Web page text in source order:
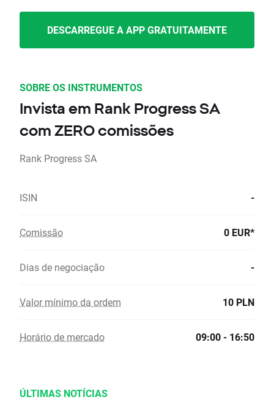
DESCARREGUE A APP GRATUITAMENTE
SOBRE OS INSTRUMENTOS
Invista em Rank Progress SA
com ZERO comissões
Rank Progress SA
ISIN -
Comissão 0 EUR*
Dias de negociação -
Valor mínimo da ordem 10 PLN
Horário de mercado 09:00 - 16:50
ÚLTIMAS NOTÍCIAS